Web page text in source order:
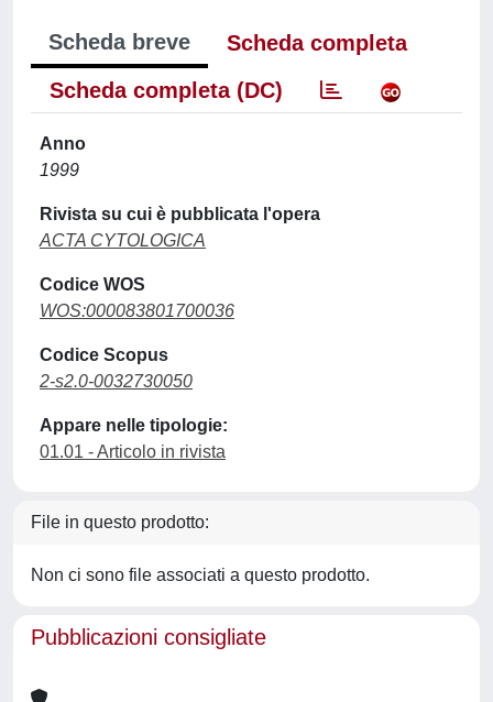
Scheda breve
Scheda completa
Scheda completa (DC)
Anno
1999
Rivista su cui è pubblicata l'opera
ACTA CYTOLOGICA
Codice WOS
WOS:000083801700036
Codice Scopus
2-s2.0-0032730050
Appare nelle tipologie:
01.01 - Articolo in rivista
File in questo prodotto:
Non ci sono file associati a questo prodotto.
Pubblicazioni consigliate